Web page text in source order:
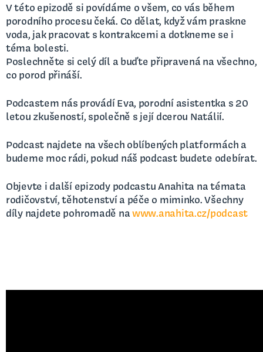
V této epizodě si povídáme o všem, co vás během
porodního procesu čeká. Co dělat, když vám praskne
voda, jak pracovat s kontrakcemi a dotkneme se i
téma bolesti.
Poslechněte si celý díl a buďte připravená na všechno,
co porod přináší.
Podcastem nás provádí Eva, porodní asistentka s 20
letou zkušeností, společně s její dcerou Natálií.
Podcast najdete na všech oblíbených platformách a
budeme moc rádi, pokud náš podcast budete odebírat.
Objevte i další epizody podcastu Anahita na témata
rodičovství, těhotenství a péče o miminko. Všechny
díly najdete pohromadě nawww.anahita.cz/podcast